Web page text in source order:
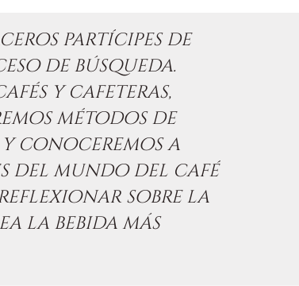
partícipes de
de búsqueda.
y cafeteras,
métodos de
conoceremos a
del mundo del café
sobre la
la bebida más